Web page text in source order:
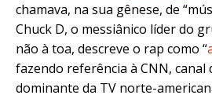
chamava, na sua gênese, de
Chuck D, o messiânico líder do
não à toa, descreve o rap como “
fazendo referência à CNN, canal
dominante da TV norte-